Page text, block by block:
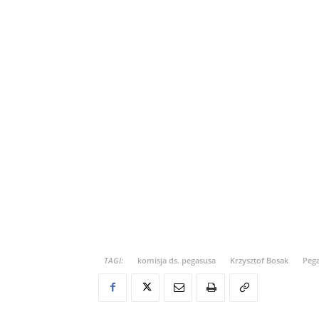
TAGI: komisja ds. pegasusa Krzysztof Bosak